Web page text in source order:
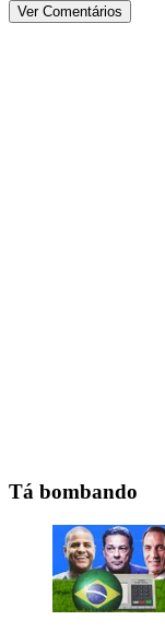
Ver Comentários
Tá bombando